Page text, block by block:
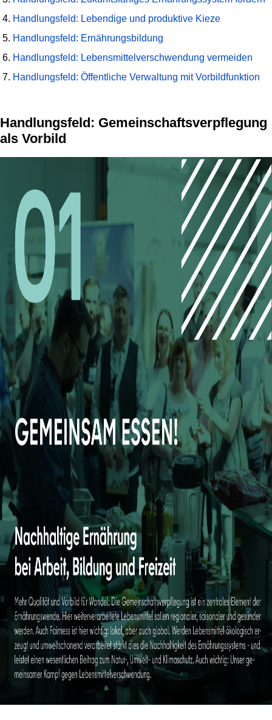
Handlungsfeld: Lebendige und produktive Kieze
Handlungsfeld: Ernährungsbildung
Handlungsfeld: Lebensmittelverschwendung vermeiden
Handlungsfeld: Öffentliche Verwaltung mit Vorbildfunktion
Handlungsfeld: Gemeinschaftsverpflegung
als Vorbild